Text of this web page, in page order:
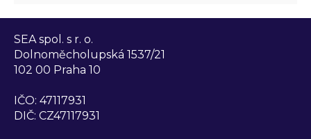
SEA spol. s r. o.
Dolnoměcholupská 1537/21
102 00 Praha 10
IČO: 47117931
DIČ: CZ47117931